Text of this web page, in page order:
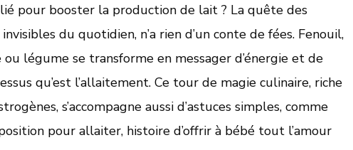
pour booster la production de lait ? La quête des
du quotidien, n’a rien d’un conte de fées. Fenouil,
légume se transforme en messager d’énergie et de
qu’est l’allaitement. Ce tour de magie culinaire, riche
s’accompagne aussi d’astuces simples, comme
pour allaiter, histoire d’offrir à bébé tout l’amour